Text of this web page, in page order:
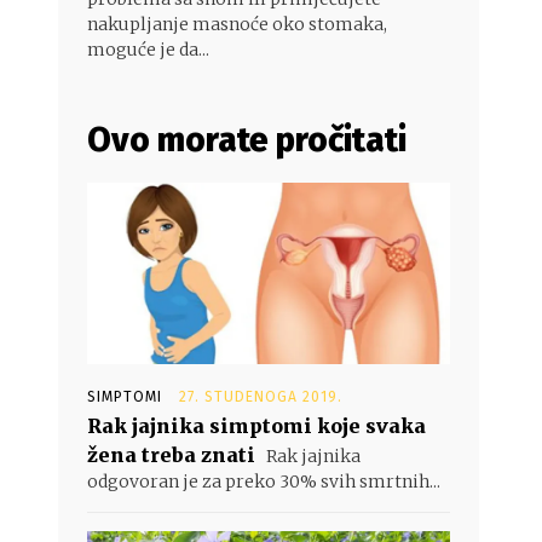
nakupljanje masnoće oko stomaka,
moguće je da...
Ovo morate pročitati
SIMPTOMI 27. STUDENOGA 2019.
Rak jajnika simptomi koje svaka
žena treba znati Rak jajnika
odgovoran je za preko 30% svih smrtnih...